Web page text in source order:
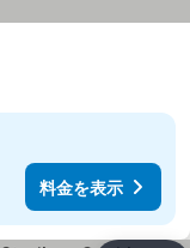
料金を表示